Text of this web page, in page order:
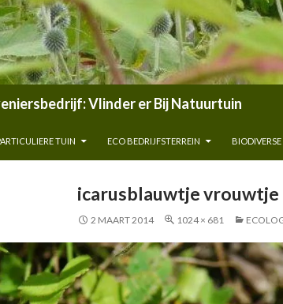
Vlinder er Bij Natuurtuin
TUIN ECO BEDRIJFSTERREIN
icarusblauwtje vrouwtje
2 MAART 2014 1024 × 681